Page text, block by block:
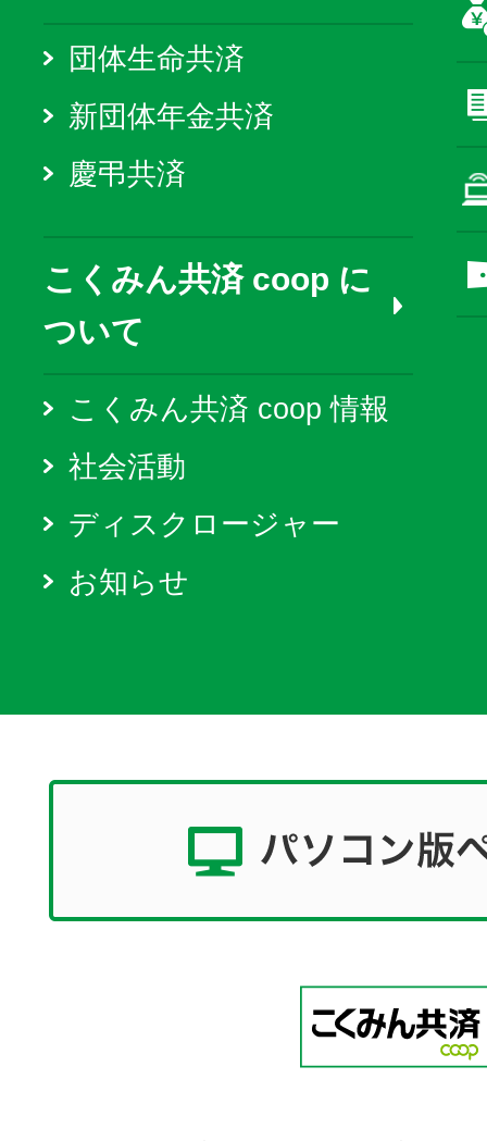
団体生命共済
新団体年金共済
慶弔共済
こくみん共済 coop に
ついて
こくみん共済 coop 情報
社会活動
ディスクロージャー
お知らせ